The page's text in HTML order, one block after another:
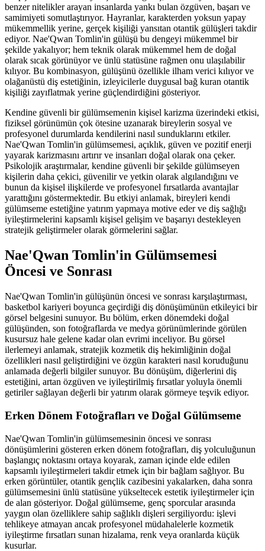
benzer nitelikler arayan insanlarda yankı bulan özgüven, başarı ve
samimiyeti somutlaştırıyor. Hayranlar, karakterden yoksun yapay
mükemmellik yerine, gerçek kişiliği yansıtan otantik gülüşleri takdir
ediyor. Nae'Qwan Tomlin'in gülüşü bu dengeyi mükemmel bir
şekilde yakalıyor; hem teknik olarak mükemmel hem de doğal
olarak sıcak görünüyor ve ünlü statüsüne rağmen onu ulaşılabilir
kılıyor. Bu kombinasyon, gülüşünü özellikle ilham verici kılıyor ve
olağanüstü diş estetiğinin, izleyicilerle duygusal bağ kuran otantik
kişiliği zayıflatmak yerine güçlendirdiğini gösteriyor.
Kendine güvenli bir gülümsemenin kişisel karizma üzerindeki etkisi,
fiziksel görünümün çok ötesine uzanarak bireylerin sosyal ve
profesyonel durumlarda kendilerini nasıl sunduklarını etkiler.
Nae'Qwan Tomlin'in gülümsemesi, açıklık, güven ve pozitif enerji
yayarak karizmasını artırır ve insanları doğal olarak ona çeker.
Psikolojik araştırmalar, kendine güvenli bir şekilde gülümseyen
kişilerin daha çekici, güvenilir ve yetkin olarak algılandığını ve
bunun da kişisel ilişkilerde ve profesyonel fırsatlarda avantajlar
yarattığını göstermektedir. Bu etkiyi anlamak, bireyleri kendi
gülümseme estetiğine yatırım yapmaya motive eder ve diş sağlığı
iyileştirmelerini kapsamlı kişisel gelişim ve başarıyı destekleyen
stratejik geliştirmeler olarak görmelerini sağlar.
Nae'Qwan Tomlin'in Gülümsemesi
Öncesi ve Sonrası
Nae'Qwan Tomlin'in gülüşünün öncesi ve sonrası karşılaştırması,
basketbol kariyeri boyunca geçirdiği diş dönüşümünün etkileyici bir
görsel belgesini sunuyor. Bu bölüm, erken dönemdeki doğal
gülüşünden, son fotoğraflarda ve medya görünümlerinde görülen
kusursuz hale gelene kadar olan evrimi inceliyor. Bu görsel
ilerlemeyi anlamak, stratejik kozmetik diş hekimliğinin doğal
özellikleri nasıl geliştirdiğini ve özgün karakteri nasıl koruduğunu
anlamada değerli bilgiler sunuyor. Bu dönüşüm, diğerlerini diş
estetiğini, artan özgüven ve iyileştirilmiş fırsatlar yoluyla önemli
getiriler sağlayan değerli bir yatırım olarak görmeye teşvik ediyor.
Erken Dönem Fotoğrafları ve Doğal Gülümseme
Nae'Qwan Tomlin'in gülümsemesinin öncesi ve sonrası
dönüşümlerini gösteren erken dönem fotoğrafları, diş yolculuğunun
başlangıç ​​noktasını ortaya koyarak, zaman içinde elde edilen
kapsamlı iyileştirmeleri takdir etmek için bir bağlam sağlıyor. Bu
erken görüntüler, otantik gençlik cazibesini yakalarken, daha sonra
gülümsemesini ünlü statüsüne yükseltecek estetik iyileştirmeler için
de alan gösteriyor. Doğal gülümseme, genç sporcular arasında
yaygın olan özelliklere sahip sağlıklı dişleri sergiliyordu: işlevi
tehlikeye atmayan ancak profesyonel müdahalelerle kozmetik
iyileştirme fırsatları sunan hizalama, renk veya oranlarda küçük
kusurlar.